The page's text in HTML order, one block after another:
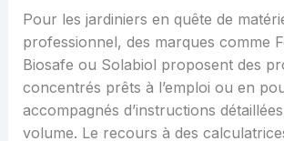
Pour les jardiniers en quête de
professionnel, des marques comme
Biosafe ou Solabiol proposent des
concentrés prêts à l’emploi ou en
accompagnés d’instructions
volume. Le recours à des